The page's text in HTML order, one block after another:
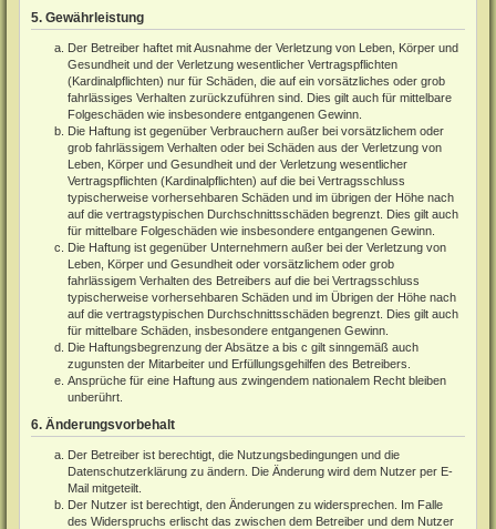
5. Gewährleistung
Der Betreiber haftet mit Ausnahme der Verletzung von Leben, Körper und
Gesundheit und der Verletzung wesentlicher Vertragspflichten
(Kardinalpflichten) nur für Schäden, die auf ein vorsätzliches oder grob
fahrlässiges Verhalten zurückzuführen sind. Dies gilt auch für mittelbare
Folgeschäden wie insbesondere entgangenen Gewinn.
Die Haftung ist gegenüber Verbrauchern außer bei vorsätzlichem oder
grob fahrlässigem Verhalten oder bei Schäden aus der Verletzung von
Leben, Körper und Gesundheit und der Verletzung wesentlicher
Vertragspflichten (Kardinalpflichten) auf die bei Vertragsschluss
typischerweise vorhersehbaren Schäden und im übrigen der Höhe nach
auf die vertragstypischen Durchschnittsschäden begrenzt. Dies gilt auch
für mittelbare Folgeschäden wie insbesondere entgangenen Gewinn.
Die Haftung ist gegenüber Unternehmern außer bei der Verletzung von
Leben, Körper und Gesundheit oder vorsätzlichem oder grob
fahrlässigem Verhalten des Betreibers auf die bei Vertragsschluss
typischerweise vorhersehbaren Schäden und im Übrigen der Höhe nach
auf die vertragstypischen Durchschnittsschäden begrenzt. Dies gilt auch
für mittelbare Schäden, insbesondere entgangenen Gewinn.
Die Haftungsbegrenzung der Absätze a bis c gilt sinngemäß auch
zugunsten der Mitarbeiter und Erfüllungsgehilfen des Betreibers.
Ansprüche für eine Haftung aus zwingendem nationalem Recht bleiben
unberührt.
6. Änderungsvorbehalt
Der Betreiber ist berechtigt, die Nutzungsbedingungen und die
Datenschutzerklärung zu ändern. Die Änderung wird dem Nutzer per E-
Mail mitgeteilt.
Der Nutzer ist berechtigt, den Änderungen zu widersprechen. Im Falle
des Widerspruchs erlischt das zwischen dem Betreiber und dem Nutzer